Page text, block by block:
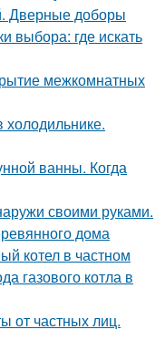
Дверные доборы
выбора: где искать
межкомнатных
холодильнике.
ванны. Когда
своими руками.
дома
котел в частном
газового котла в
от частных лиц.